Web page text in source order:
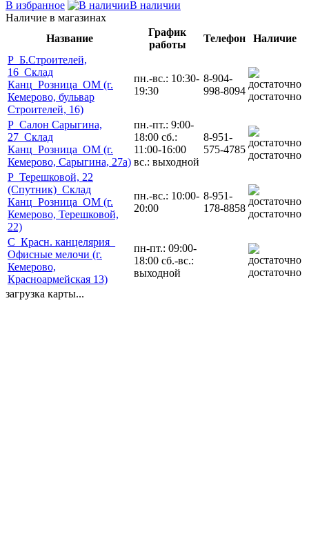
В избранное
В наличии
Наличие в магазинах
Название
График
работы
Телефон
Наличие
Р_Б.Строителей,
16_Склад
Канц_Розница_ОМ (г.
Кемерово, бульвар
Строителей, 16)
пн.-вс.: 10:30-
19:30
8-904-
998-8094 достаточно
Р_Салон Сарыгина,
27_Склад
Канц_Розница_ОМ (г.
Кемерово, Сарыгина, 27а)
пн.-пт.: 9:00-
18:00 сб.:
11:00-16:00
вс.: выходной
8-951-
575-4785 достаточно
Р_Терешковой, 22
(Спутник)_Склад
Канц_Розница_ОМ (г.
Кемерово, Терешковой,
22)
пн.-вс.: 10:00-
20:00
8-951-
178-8858 достаточно
С_Красн. канцелярия_
Офисные мелочи (г.
Кемерово,
Красноармейская 13)
пн-пт.: 09:00-
18:00 сб.-вс.:
выходной
достаточно
загрузка карты...